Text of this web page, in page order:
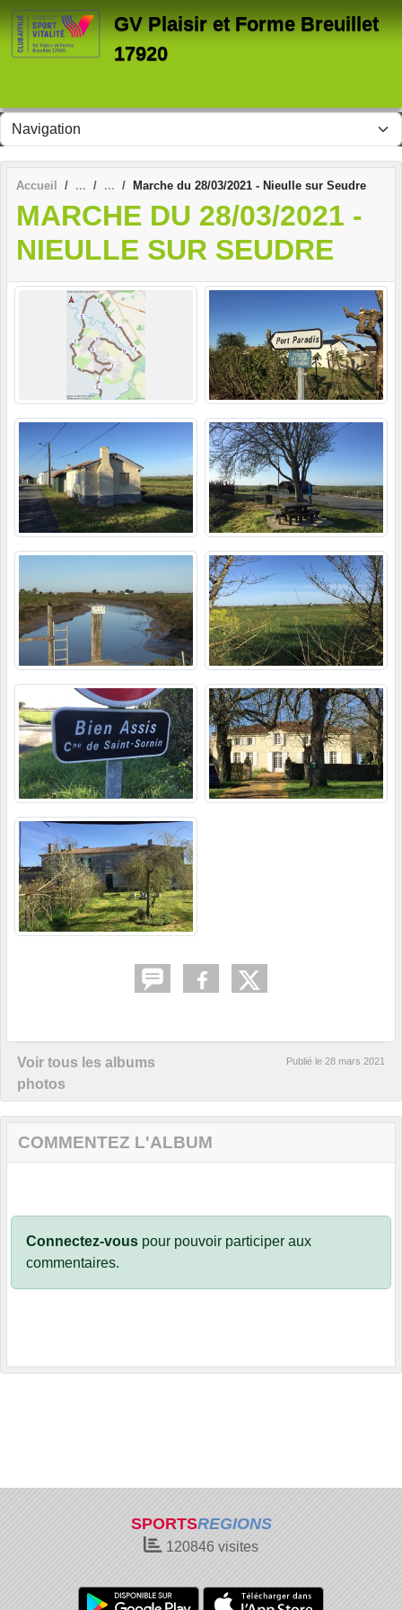
GV Plaisir et Forme Breuillet
17920
Accueil Marche du 28/03/2021 - Nieulle sur Seudre
MARCHE DU 28/03/2021 -
NIEULLE SUR SEUDRE
Voir tous les albums
photos
Publié le 28 mars 2021
COMMENTEZ L'ALBUM
Connectez-vous pour pouvoir participer aux
commentaires.
SPORTSREGIONS
120846 visites
Panneau de gestion des cookies